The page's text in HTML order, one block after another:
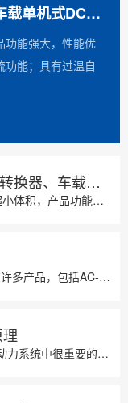
公司车载模块式DCDC转换器、车载单机式DCDC转换器批产供货，性价比高，欢迎新老客户垂询！
功能强大，性能优
能；具有过温自
公司车载模块式DCDC转换器、车载单机式DCDC转换器批产供货，性价比高，欢迎新老客户垂询！
单机式、模块式电源均具有超小体积，产品功能强大，性能优越，输出具有恒流、恒压以及无级调压调流功能；具有过温自动降额、过流、短路等多重保护，具...
1、设计简单。 目前市场上有许多产品，包括AC-DC、DC-DC、高压等模块，只要选择合适的电源模块，配置少量的分立元件即可使用。高度集成...
DC/DC 变换器，作为电动汽动力系统中很重要的一部分，它的一类重要功用是为动力转向系统，空调以及其他辅助设备提供所需的电力。另一类，是出现...